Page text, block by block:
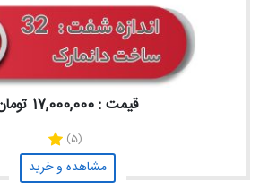
قیمت : 17,000,000 تومان
(5)
مشاهده و خرید